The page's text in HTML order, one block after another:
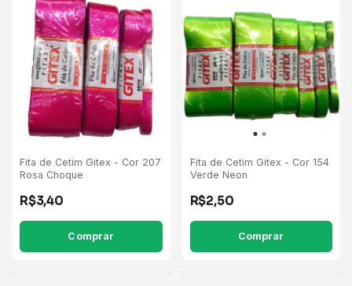
Fita de Cetim Gitex - Cor 207
Rosa Choque
R$3,40
Comprar
Fita de Cetim Gitex - Cor 154
Verde Neon
R$2,50
Comprar